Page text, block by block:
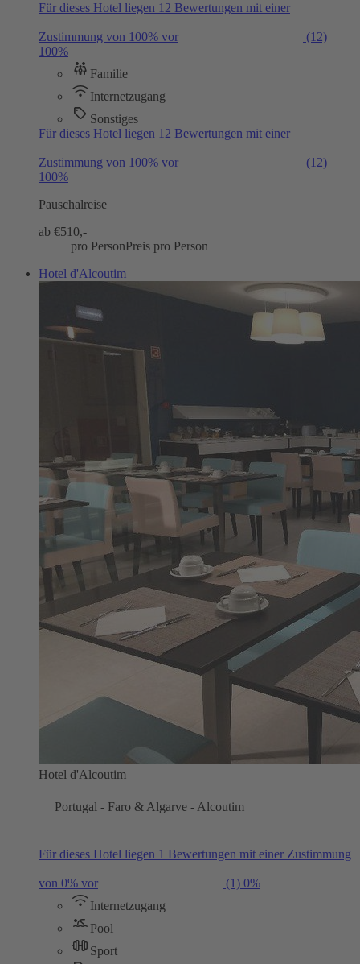
Für dieses Hotel liegen 12 Bewertungen mit einer
Zustimmung von 100% vor
(12)
100%
Familie
Internetzugang
Sonstiges
Für dieses Hotel liegen 12 Bewertungen mit einer
Zustimmung von 100% vor
(12)
100%
Pauschalreise
ab €510,-
pro PersonPreis pro Person
Hotel d'Alcoutim
Hotel d'Alcoutim
Portugal - Faro & Algarve - Alcoutim
Für dieses Hotel liegen 1 Bewertungen mit einer Zustimmung
von 0% vor (1) 0%
Internetzugang
Pool
Sport